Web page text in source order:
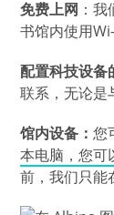
免费上网 ：我
书馆内使用
配置科技设备
联系，无论是
馆内设备： 您
本电脑，您可
前，我们只能